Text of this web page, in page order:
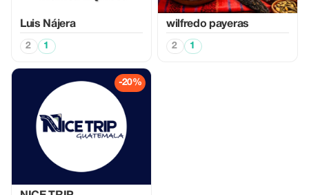
Luis Nájera
2 1
wilfredo payeras
2 1
-20%